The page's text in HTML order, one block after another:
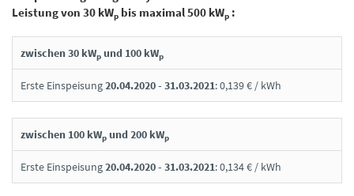
Leistung von 30 kWp bis maximal 500 kWp :
zwischen 30 kWp und 100 kWp
Erste Einspeisung20.04.2020 - 31.03.2021: 0,139 € / kWh
zwischen 100 kWp und 200 kWp
Erste Einspeisung20.04.2020 - 31.03.2021: 0,134 € / kWh